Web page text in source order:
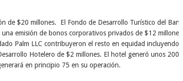
de $20 millones. El Fondo de Desarrollo Turístico del Banco
emisión de bonos corporativos privados de $12 millones
Palm LLC contribuyeron el resto en equidad incluyendo
Hotelero de $2 millones. El hotel generó unos 200
en principio 75 en su operación.